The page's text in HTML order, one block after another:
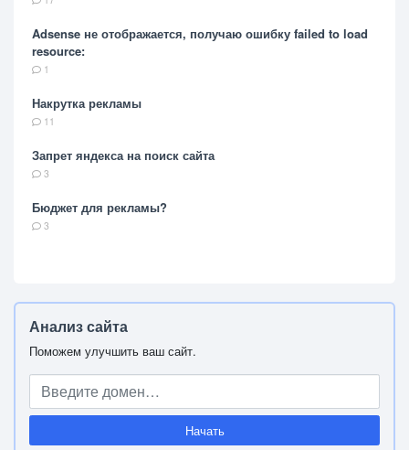
Adsense не отображается, получаю ошибку failed to load
resource:
1
Накрутка рекламы
11
Запрет яндекса на поиск сайта
3
Бюджет для рекламы?
3
Анализ сайта
Поможем улучшить ваш сайт.
Начать